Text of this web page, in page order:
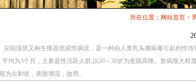
所在位置： 网站首页 >
锐湿疣又称生殖器疣或性病疣，是一种由人类乳头瘤病毒引起的性传
均为3个月，主要是性活跃人群,以20～30岁为发病高锋。发病很大程
为尖刺状，表面潮湿，故而...